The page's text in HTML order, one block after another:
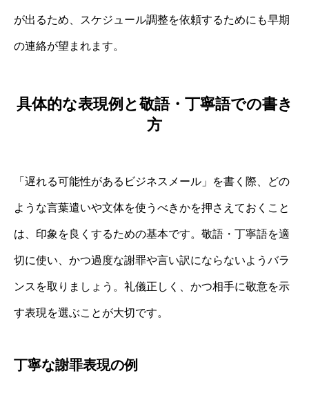
が出るため、スケジュール調整を依頼するためにも早期
の連絡が望まれます。
具体的な表現例と敬語・丁寧語での書き
方
「遅れる可能性があるビジネスメール」を書く際、どの
ような言葉遣いや文体を使うべきかを押さえておくこと
は、印象を良くするための基本です。敬語・丁寧語を適
切に使い、かつ過度な謝罪や言い訳にならないようバラ
ンスを取りましょう。礼儀正しく、かつ相手に敬意を示
す表現を選ぶことが大切です。
丁寧な謝罪表現の例